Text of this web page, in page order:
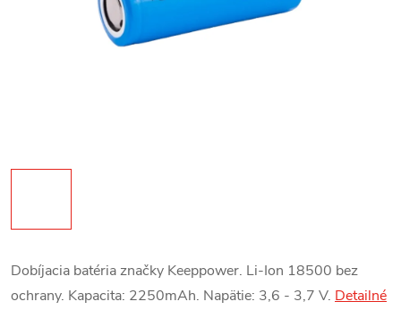
Dobíjacia batéria značky Keeppower. Li-Ion 18500 bez
ochrany. Kapacita: 2250mAh. Napätie: 3,6 - 3,7 V. Detailné